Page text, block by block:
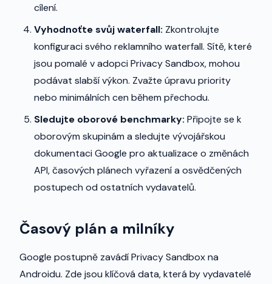
cílení.
Vyhodnoťte svůj waterfall: Zkontrolujte
konfiguraci svého reklamního waterfall. Sítě, které
jsou pomalé v adopci Privacy Sandbox, mohou
podávat slabší výkon. Zvažte úpravu priority
nebo minimálních cen během přechodu.
Sledujte oborové benchmarky: Připojte se k
oborovým skupinám a sledujte vývojářskou
dokumentaci Google pro aktualizace o změnách
API, časových plánech vyřazení a osvědčených
postupech od ostatních vydavatelů.
Časový plán a milníky
Google postupně zavádí Privacy Sandbox na
Androidu. Zde jsou klíčová data, která by vydavatelé